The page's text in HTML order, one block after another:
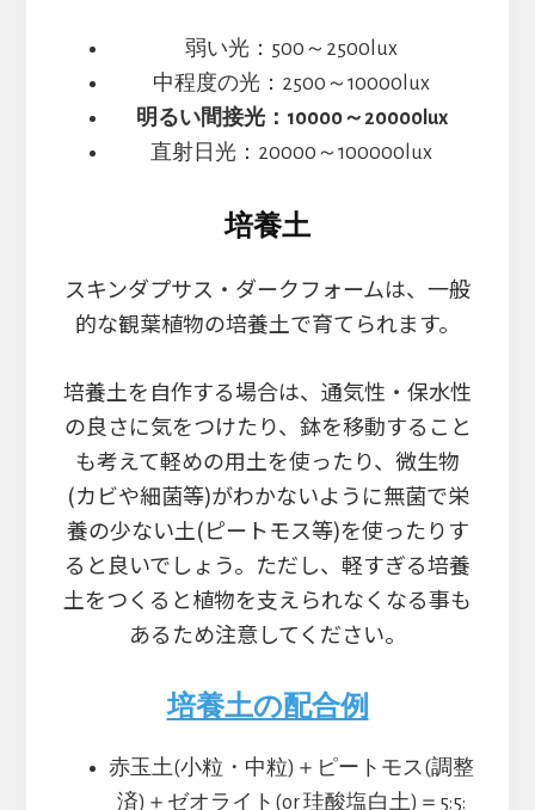
弱い光：500～2500lux
中程度の光：2500～10000lux
明るい間接光：10000～20000lux
直射日光：20000～100000lux
培養土
スキンダプサス・ダークフォームは、一般
的な観葉植物の培養土で育てられます。
培養土を自作する場合は、通気性・保水性
の良さに気をつけたり、鉢を移動すること
も考えて軽めの用土を使ったり、微生物
(カビや細菌等)がわかないように無菌で栄
養の少ない土(ピートモス等)を使ったりす
ると良いでしょう。ただし、軽すぎる培養
土をつくると植物を支えられなくなる事も
あるため注意してください。
培養土の配合例
赤玉土(小粒・中粒)＋ピートモス(調整
済)＋ゼオライト(or 珪酸塩白土)＝5:5: